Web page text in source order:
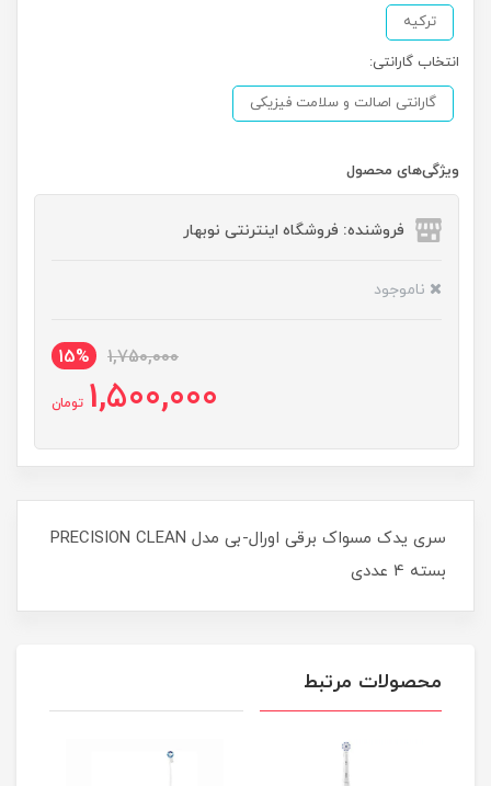
ترکیه
انتخاب گارانتی:
گارانتی اصالت و سلامت فیزیکی
ویژگی‌های محصول
فروشنده: فروشگاه اینترنتی نوبهار
ناموجود
1,750,000
15%
1,500,000 تومان
سری یدک مسواک برقی اورال-بی مدل PRECISION CLEAN
بسته 4 عددی
محصولات مرتبط